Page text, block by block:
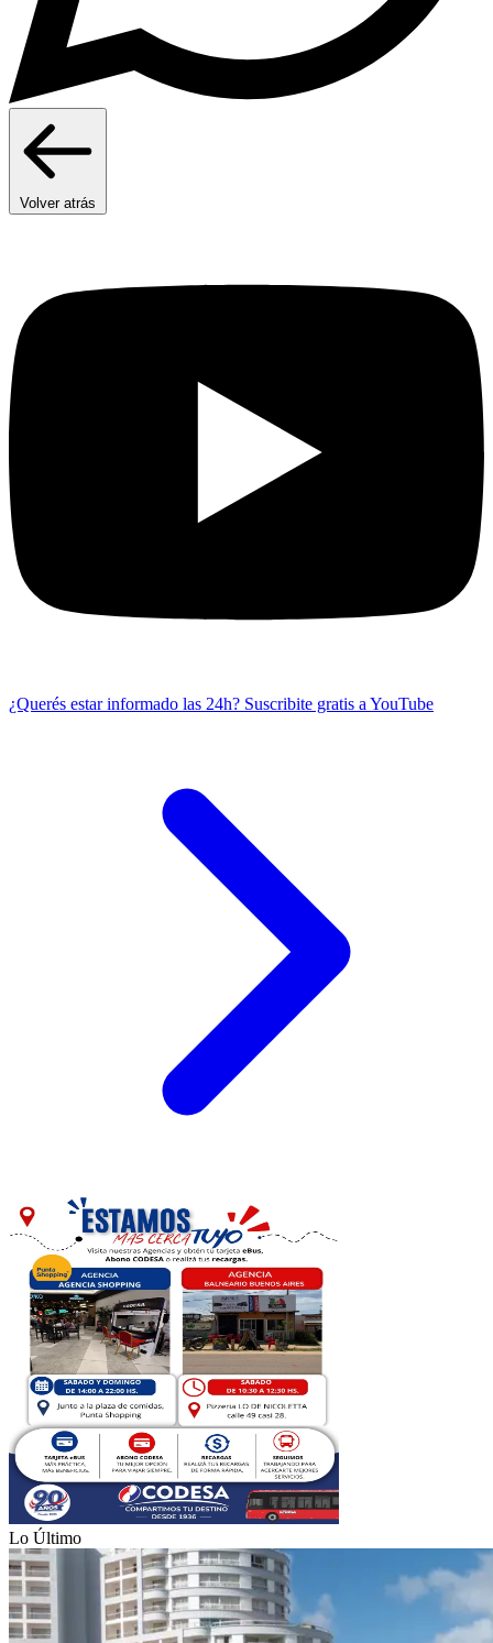
Volver atrás
¿Querés estar informado las 24h? Suscribite gratis a YouTube
Lo Último